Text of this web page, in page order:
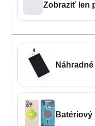
Zobraziť len
Batériový